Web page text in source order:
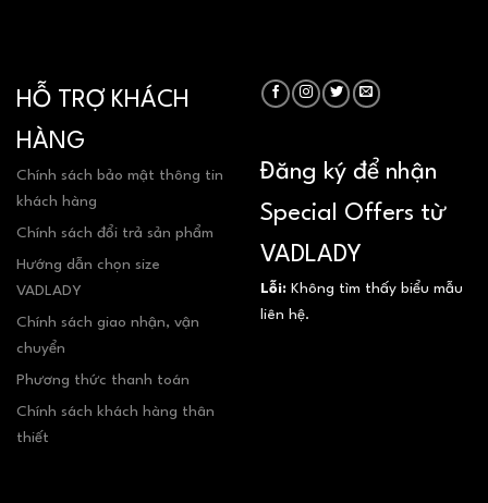
HỖ TRỢ KHÁCH
HÀNG
Chính sách bảo mật thông tin
khách hàng
Chính sách đổi trả sản phẩm
Hướng dẫn chọn size
VADLADY
Chính sách giao nhận, vận
chuyển
Phương thức thanh toán
Chính sách khách hàng thân
thiết
Đăng ký để nhận
Special Offers từ
VADLADY
Lỗi: Không tìm thấy biểu mẫu
liên hệ.